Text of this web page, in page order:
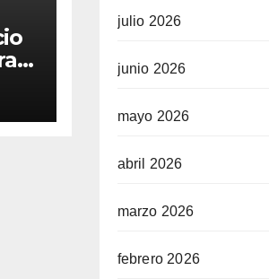
julio 2026
junio 2026
mayo 2026
abril 2026
marzo 2026
febrero 2026